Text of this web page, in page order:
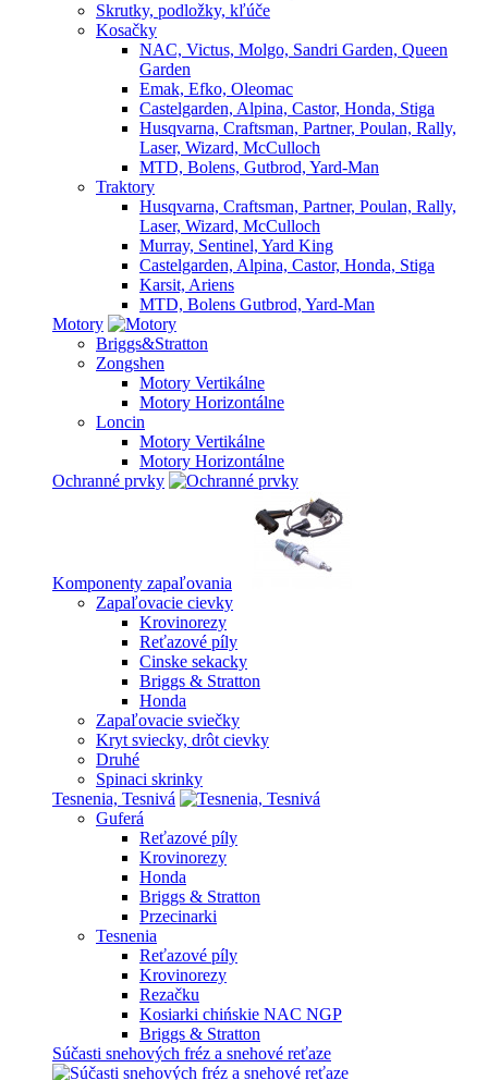
Skrutky, podložky, kľúče
Kosačky
NAC, Victus, Molgo, Sandri Garden, Queen
Garden
Emak, Efko, Oleomac
Castelgarden, Alpina, Castor, Honda, Stiga
Husqvarna, Craftsman, Partner, Poulan, Rally,
Laser, Wizard, McCulloch
MTD, Bolens, Gutbrod, Yard-Man
Traktory
Husqvarna, Craftsman, Partner, Poulan, Rally,
Laser, Wizard, McCulloch
Murray, Sentinel, Yard King
Castelgarden, Alpina, Castor, Honda, Stiga
Karsit, Ariens
MTD, Bolens Gutbrod, Yard-Man
Motory
Briggs&Stratton
Zongshen
Motory Vertikálne
Motory Horizontálne
Loncin
Motory Vertikálne
Motory Horizontálne
Ochranné prvky
Komponenty zapaľovania
Zapaľovacie cievky
Krovinorezy
Reťazové píly
Cinske sekacky
Briggs & Stratton
Honda
Zapaľovacie sviečky
Kryt sviecky, drôt cievky
Druhé
Spinaci skrinky
Tesnenia, Tesnivá
Guferá
Reťazové píly
Krovinorezy
Honda
Briggs & Stratton
Przecinarki
Tesnenia
Reťazové píly
Krovinorezy
Rezačku
Kosiarki chińskie NAC NGP
Briggs & Stratton
Súčasti snehových fréz a snehové reťaze